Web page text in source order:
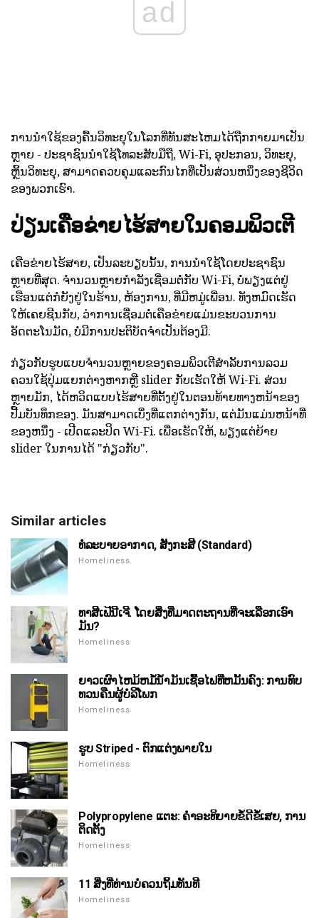
ad
ການນໍາໃຊ້ຂອງຄື້ນວິທະຍຸໃນໂລກທີ່ທັນສະໄຫມໄດ້ຖືກກາຍມາເປັນ
ຫຼາຍ - ປະຊາຊົນນໍາໃຊ້ໂທລະສັບມືຖື, Wi-Fi, ອຸປະກອນ, ວິທະຍຸ,
ຫຼິ້ນວິທະຍຸ, ສາມາດຄວບຄຸມແລະກົນໄກທີ່ເປັນສ່ວນຫນຶ່ງຂອງຊີວິດ
ຂອງພວກເຮົາ.
ປ່ຽນເຄືອຂ່າຍໄຮ້ສາຍໃນຄອມພິວເຕີ
ເຄືອຂ່າຍໄຮ້ສາຍ, ເປັນລະບຽບນັ້ນ, ການນໍາໃຊ້ໂດຍປະຊາຊົນ
ຫຼາຍທີ່ສຸດ. ຈໍານວນຫຼາຍກໍາລັງເຊື່ອມຕໍ່ກັບ Wi-Fi, ບໍ່ພຽງແຕ່ຢູ່
ເຮືອນແຕ່ກໍຍັງຢູ່ໃນຮ້ານ, ຫ້ອງການ, ທີ່ມີຫມູ່ເພື່ອນ. ທັງຫມົດເຮັດ
ໃຫ້ເຄຍຊີນກັບ, ວ່າການເຊື່ອມຕໍ່ເຄືອຂ່າຍແມ່ນຂະບວນການ
ອັດຕະໂນມັດ, ບໍ່ມີການປະຕິບັດຈໍາເປັນຕ້ອງມີ.
ກ່ຽວກັບຮູບແບບຈໍານວນຫຼາຍຂອງຄອມພິວເຕີສໍາລັບການລວມ
ຄວນໃຊ້ປຸ່ມແຍກຕ່າງຫາກຫຼື slider ກັບເຮັດໃຫ້ Wi-Fi. ສ່ວນ
ຫຼາຍມັກ, ໄດ້ຫວິດແບບໄຮ້ສາຍທີ່ຕັ້ງຢູ່ໃນຕອນທ້າຍທາງຫນ້າຂອງ
ປື້ມບັນທຶກຂອງ. ມັນສາມາດເບິ່ງທີ່ແຕກຕ່າງກັນ, ແຕ່ມັນແມ່ນຫນ້າທີ່
ຂອງຫນຶ່ງ - ເປີດແລະປິດ Wi-Fi. ເພື່ອເຮັດໃຫ້, ພຽງແຕ່ຍ້າຍ
slider ໃນການໄດ້ "ກ່ຽວກັບ".
Similar articles
ທໍ່ລະບາຍອາກາດ, ສັງກະສີ (Standard)
Homeliness
ທາສີເຟີນີເຈີ. ໂດຍສິ່ງທີ່ມາດຕະຖານທີ່ຈະເລືອກເອົາ
ມັນ?
Homeliness
ຍາວເຜົາໄຫມ້ຫມໍ້ນ້ໍາມັນເຊື້ອໄຟທີ່ຫມັ້ນຄົງ: ການທົບ
ທວນຄືນຜູ້ບໍລິໂພກ
Homeliness
ຮູບ Striped - ຕົກແຕ່ງພາຍໃນ
Homeliness
Polypropylene ແຕະ: ຄໍາອະທິບາຍຂໍ້ດີຂໍ້ເສຍ, ການ
ຕິດຕັ້ງ
Homeliness
11 ສິ່ງທີ່ທ່ານບໍ່ຄວນຖິ້ມທັນທີ
Homeliness